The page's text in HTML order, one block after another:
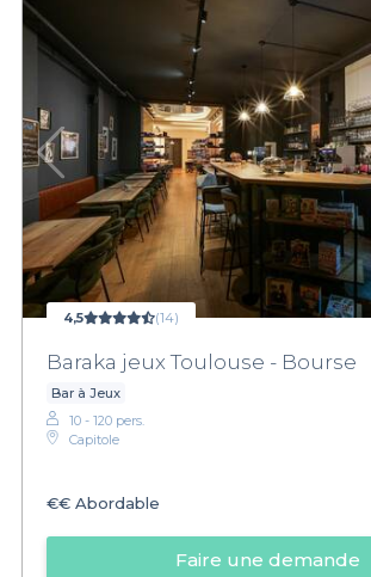
4,5 (14)
Baraka jeux Toulouse - Bourse
Bar à Jeux
10 - 120 pers.
Capitole
€€ Abordable
Faire une demande